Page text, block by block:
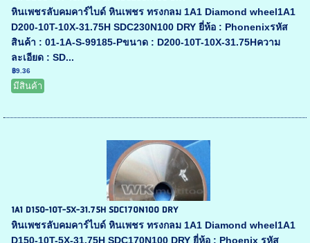
หินเพชรลับคมคาร์ไบด์ หินเพชร ทรงกลม 1A1 Diamond wheel1A1
D200-10T-10X-31.75H SDC230N100 DRY ยี่ห้อ : Phonenixรหัส
สินค้า : 01-1A-S-99185-Pขนาด : D200-10T-10X-31.75Hความ
ละเอียด : SD...
฿9.36
มีสินค้า
1A1 D150-10T-5X-31.75H SDC170N100 DRY
หินเพชรลับคมคาร์ไบด์ หินเพชร ทรงกลม 1A1 Diamond wheel1A1
D150-10T-5X-31.75H SDC170N100 DRY ยี่ห้อ : Phoenix รหัส